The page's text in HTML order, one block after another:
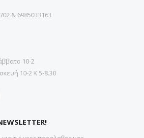
& 6985033163
10-2
10-2 Κ 5-8.30